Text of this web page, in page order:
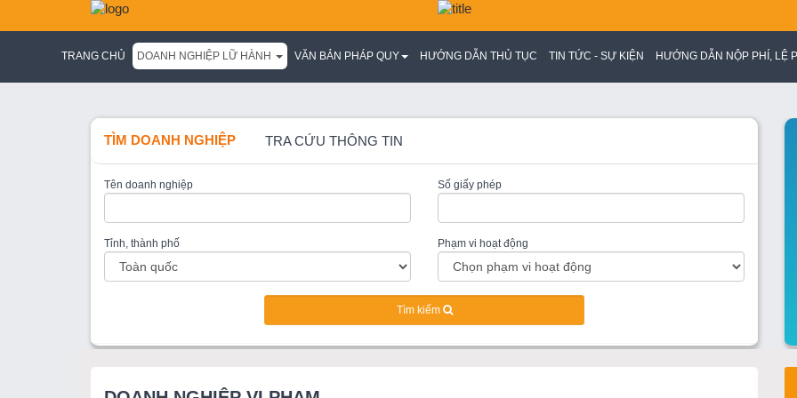
TRANG CHỦ DOANH NGHIỆP LỮ HÀNH VĂN BẢN PHÁP QUY HƯỚNG DẪN THỦ TỤC TIN TỨC - SỰ KIỆN HƯỚNG DẪN NỘP PHÍ, LỆ
TÌM DOANH NGHIỆP TRA CỨU THÔNG TIN
Tên doanh nghiệp Số giấy phép
Tỉnh, thành phố Phạm vi hoạt động
Tìm kiếm